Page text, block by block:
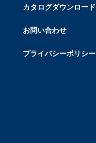
カタログダウンロード
お問い合わせ
プライバシーポリシー